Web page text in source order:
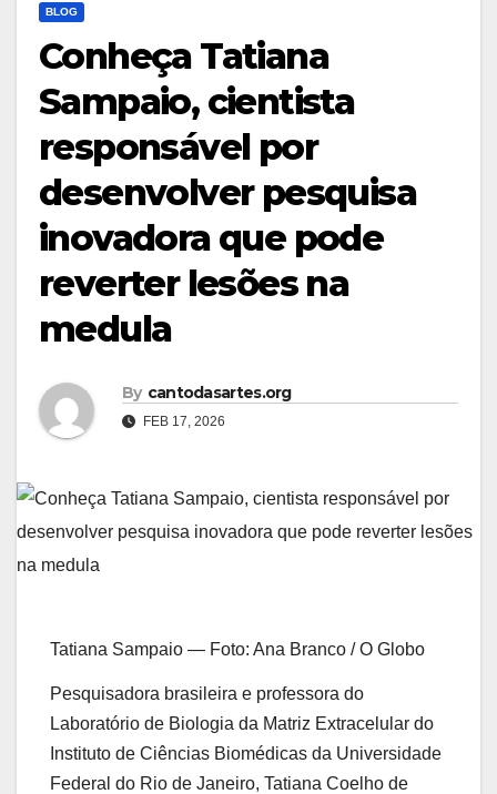
BLOG
Conheça Tatiana
Sampaio, cientista
responsável por
desenvolver pesquisa
inovadora que pode
reverter lesões na
medula
By cantodasartes.org
FEB 17, 2026
Tatiana Sampaio — Foto: Ana Branco / O Globo
Pesquisadora brasileira e professora do
Laboratório de Biologia da Matriz Extracelular do
Instituto de Ciências Biomédicas da Universidade
Federal do Rio de Janeiro, Tatiana Coelho de